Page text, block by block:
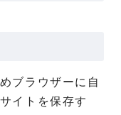
ブラウザーに自
イトを保存す